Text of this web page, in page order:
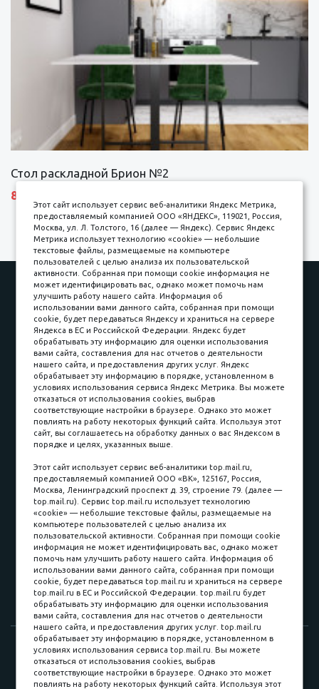
Стол раскладной Брион №2
8690 р.
Наши работы
Оплата
Доставка и сборка
Гарантии
Карьера в компании
Контакты
Принимаем к оплате
Наличные
пл. Соляная, 6, стр. 16
8 (3822) 60-70-30
8 (3822) 50-39-09
8 (3822) 22-77-68
8 (3822) 50-48-50
8 (3822) 65-42-10
© 2015-2026. Компания «Мебельный куб».
ИП Саворенко Валерий Александрович. Россия, г. Томск, пл.
Соляная, 6 стр. 16, Цокольный этаж
Этот сайт использует сервис веб-аналитики Яндекс Метрика,
предоставляемый компанией ООО «ЯНДЕКС», 119021, Россия,
Москва, ул. Л. Толстого, 16 (далее — Яндекс). Сервис Яндекс
Метрика использует технологию «cookie» — небольшие
текстовые файлы, размещаемые на компьютере
пользователей с целью анализа их пользовательской
активности. Собранная при помощи cookie информация не
может идентифицировать вас, однако может помочь нам
улучшить работу нашего сайта. Информация об
использовании вами данного сайта, собранная при помощи
cookie, будет передаваться Яндексу и храниться на сервере
Яндекса в ЕС и Российской Федерации. Яндекс будет
обрабатывать эту информацию для оценки использования
вами сайта, составления для нас отчетов о деятельности
нашего сайта, и предоставления других услуг. Яндекс
обрабатывает эту информацию в порядке, установленном в
условиях использования сервиса Яндекс Метрика. Вы можете
отказаться от использования cookies, выбрав
соответствующие настройки в браузере. Однако это может
повлиять на работу некоторых функций сайта. Используя этот
сайт, вы соглашаетесь на обработку данных о вас Яндексом в
порядке и целях, указанных выше.
Этот сайт использует сервис веб-аналитики top.mail.ru,
предоставляемый компанией ООО «ВК», 125167, Россия,
Москва, Ленинградский проспект д. 39, строение 79. (далее —
top.mail.ru). Сервис top.mail.ru использует технологию
«cookie» — небольшие текстовые файлы, размещаемые на
компьютере пользователей с целью анализа их
пользовательской активности. Собранная при помощи cookie
информация не может идентифицировать вас, однако может
помочь нам улучшить работу нашего сайта. Информация об
использовании вами данного сайта, собранная при помощи
cookie, будет передаваться top.mail.ru и храниться на сервере
top.mail.ru в ЕС и Российской Федерации. top.mail.ru будет
обрабатывать эту информацию для оценки использования
вами сайта, составления для нас отчетов о деятельности
нашего сайта, и предоставления других услуг. top.mail.ru
обрабатывает эту информацию в порядке, установленном в
условиях использования сервиса top.mail.ru. Вы можете
отказаться от использования cookies, выбрав
соответствующие настройки в браузере. Однако это может
повлиять на работу некоторых функций сайта. Используя этот